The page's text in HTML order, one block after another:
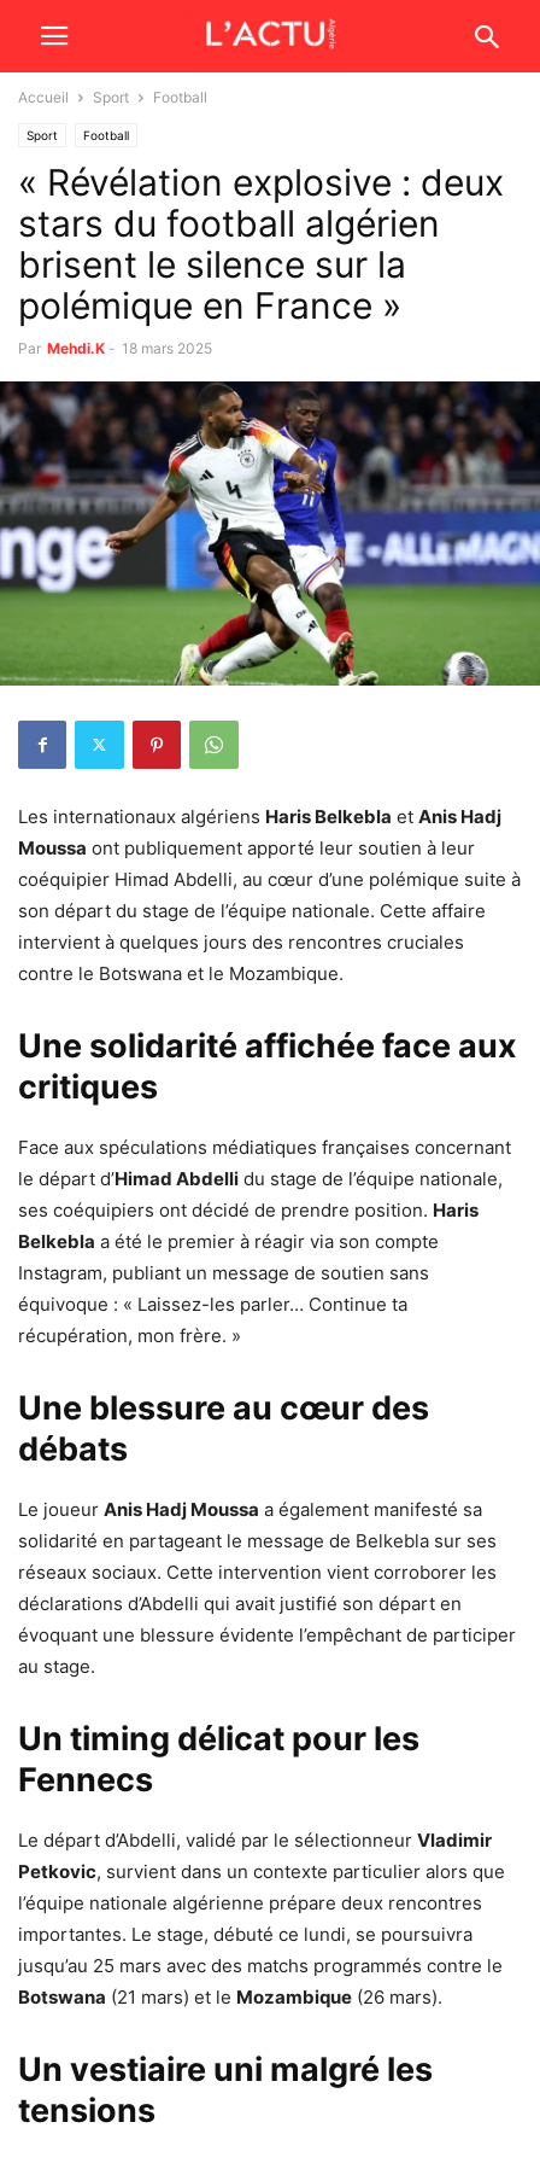
Accueil Sport Football
Sport Football
« Révélation explosive : deux
stars du football algérien
brisent le silence sur la
polémique en France »
Par Mehdi.K - 18 mars 2025
Les internationaux algériens Haris Belkebla et Anis Hadj
Moussa ont publiquement apporté leur soutien à leur
coéquipier Himad Abdelli, au cœur d’une polémique suite à
son départ du stage de l’équipe nationale. Cette affaire
intervient à quelques jours des rencontres cruciales
contre le Botswana et le Mozambique.
Une solidarité affichée face aux
critiques
Face aux spéculations médiatiques françaises concernant
le départ d’Himad Abdelli du stage de l’équipe nationale,
ses coéquipiers ont décidé de prendre position. Haris
Belkebla a été le premier à réagir via son compte
Instagram, publiant un message de soutien sans
équivoque : « Laissez-les parler… Continue ta
récupération, mon frère. »
Une blessure au cœur des
débats
Le joueur Anis Hadj Moussa a également manifesté sa
solidarité en partageant le message de Belkebla sur ses
réseaux sociaux. Cette intervention vient corroborer les
déclarations d’Abdelli qui avait justifié son départ en
évoquant une blessure évidente l’empêchant de participer
au stage.
Un timing délicat pour les
Fennecs
Le départ d’Abdelli, validé par le sélectionneur Vladimir
Petkovic, survient dans un contexte particulier alors que
l’équipe nationale algérienne prépare deux rencontres
importantes. Le stage, débuté ce lundi, se poursuivra
jusqu’au 25 mars avec des matchs programmés contre le
Botswana (21 mars) et le Mozambique (26 mars).
Un vestiaire uni malgré les
tensions